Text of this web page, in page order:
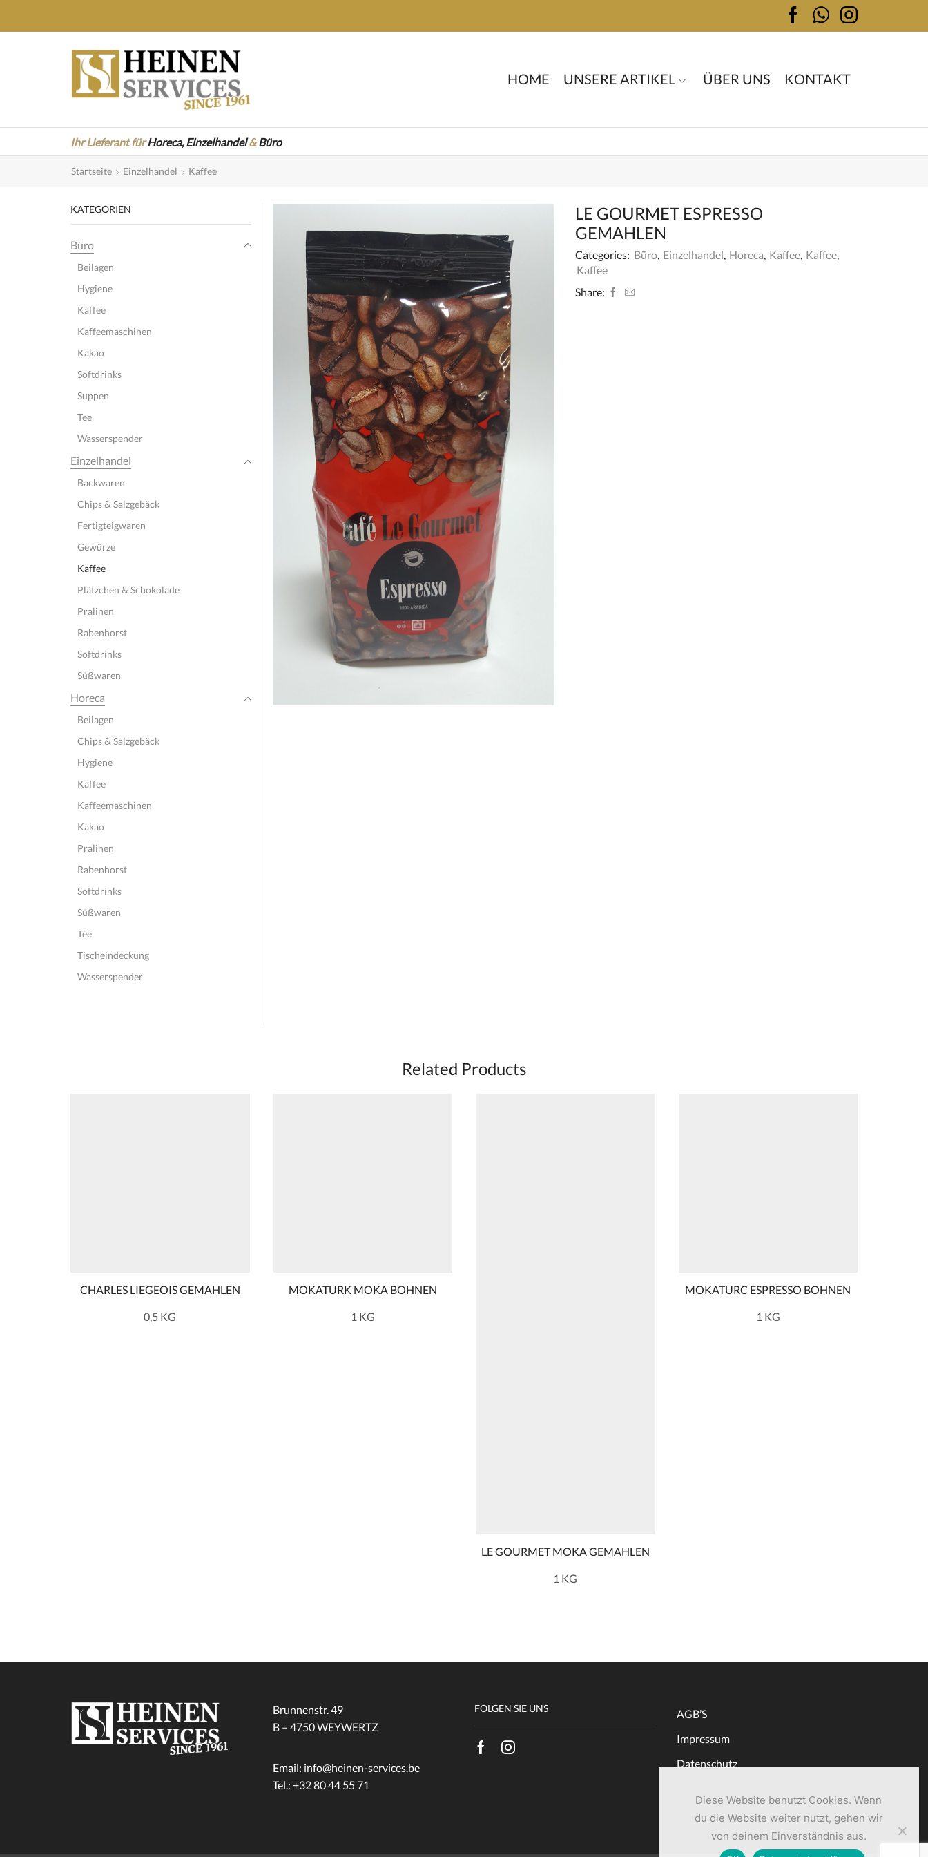
HOME UNSERE ARTIKEL ÜBER UNS KONTAKT
Ihr Lieferant fürHoreca, Einzelhandel& Büro
Startseite Einzelhandel Kaffee
LE GOURMET ESPRESSO
GEMAHLEN
Categories: Büro, Einzelhandel, Horeca, Kaffee, Kaffee,
Kaffee
Share:
KATEGORIEN
Büro
Beilagen
Hygiene
Kaffee
Kaffeemaschinen
Kakao
Softdrinks
Suppen
Tee
Wasserspender
Einzelhandel
Backwaren
Chips & Salzgebäck
Fertigteigwaren
Gewürze
Kaffee
Plätzchen & Schokolade
Pralinen
Rabenhorst
Softdrinks
Süßwaren
Horeca
Beilagen
Chips & Salzgebäck
Hygiene
Kaffee
Kaffeemaschinen
Kakao
Pralinen
Rabenhorst
Softdrinks
Süßwaren
Tee
Tischeindeckung
Wasserspender
Related Products
CHARLES LIEGEOIS GEMAHLEN
0,5 KG
MOKATURK MOKA BOHNEN
1 KG
LE GOURMET MOKA GEMAHLEN
1 KG
MOKATURC ESPRESSO BOHNEN
1 KG
Brunnenstr. 49
B – 4750 WEYWERTZ
Email: info@heinen-services.be
Tel.: +32 80 44 55 71
FOLGEN SIE UNS
AGB’S
Impressum
Datenschutz
Diese Website benutzt Cookies. Wenn
du die Website weiter nutzt, gehen wir
von deinem Einverständnis aus.